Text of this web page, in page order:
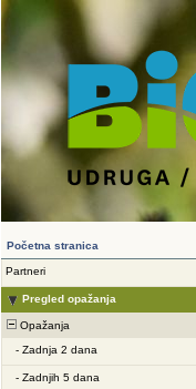
Početna stranica
Partneri
Pregled opažanja
Opažanja
- Zadnja 2 dana
- Zadnjih 5 dana